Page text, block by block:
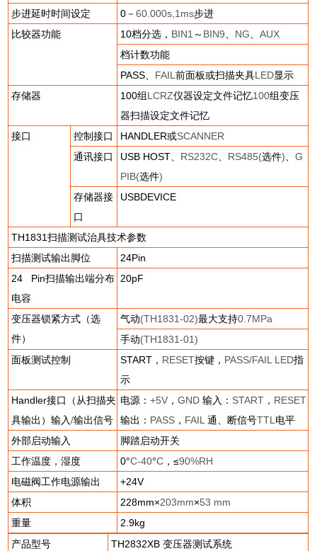
步进延时时间设定
0 －60.000s,1ms步进
比较器功能
10档分选， BIN1 ～ BIN9 NG 、AUX
档计数功能
PASS
FAIL前面板或扫描夹具LED显示
存储器
100组LCRZ仪器设定文件记忆100组变压
器扫描设定文件记忆
接口
控制接口 HANDLER或SCANNER
通讯接口
USB HOST RS232C RS485(选件) 、G
PIB(选件)
存储器接
口
USBDEVICE
TH1831扫描测试治具技术参数
扫描测试输出脚位
24Pin
24 Pin扫描输出端分布
电容
20pF
变压器锁紧方式（选
件）
气动(TH1831-02)最大支持0.7MPa
手动(TH1831-01)
面板测试控制
START ， RESET按键， PASS/FAIL LED指
示
Handler接口（从扫描夹
具输出）输入/输出信号
电源：+5V ，GND输入： START ， RESET
输出： PASS ， FAIL通、断信号TTL 电平
外部启动输入
脚踏启动开关
工作温度，湿度
0°C-40°C ，≤90%RH
电磁阀工作电源输出
+24V
体积
228mm×203mm×53 mm
重量
2.9kg
产品型号
TH2832XB变压器测试系统